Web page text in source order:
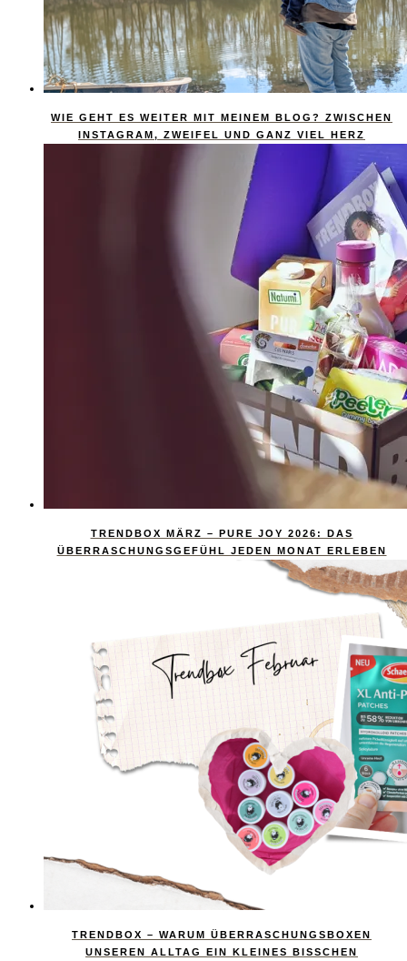
WIE GEHT ES WEITER MIT MEINEM BLOG? ZWISCHEN
INSTAGRAM, ZWEIFEL UND GANZ VIEL HERZ
TRENDBOX MÄRZ – PURE JOY 2026: DAS
ÜBERRASCHUNGSGEFÜHL JEDEN MONAT ERLEBEN
TRENDBOX – WARUM ÜBERRASCHUNGSBOXEN
UNSEREN ALLTAG EIN KLEINES BISSCHEN